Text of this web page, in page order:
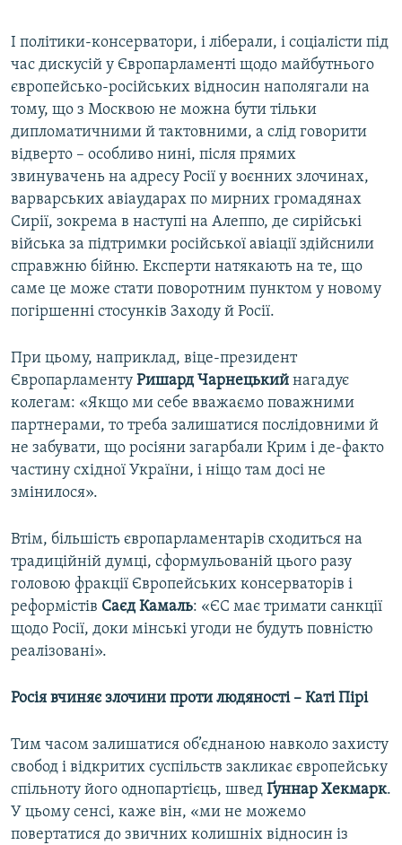
І політики-консерватори, і ліберали, і соціалісти під
час дискусій у Європарламенті щодо майбутнього
європейсько-російських відносин наполягали на
тому, що з Москвою не можна бути тільки
дипломатичними й тактовними, а слід говорити
відверто – особливо нині, після прямих
звинувачень на адресу Росії у воєнних злочинах,
варварських авіаударах по мирних громадянах
Сирії, зокрема в наступі на Алеппо, де сирійські
війська за підтримки російської авіації здійснили
справжню бійню. Експерти натякають на те, що
саме це може стати поворотним пунктом у новому
погіршенні стосунків Заходу й Росії.
При цьому, наприклад, віце-президент
Європарламенту Ришард Чарнецький нагадує
колегам: «Якщо ми себе вважаємо поважними
партнерами, то треба залишатися послідовними й
не забувати, що росіяни загарбали Крим і де-факто
частину східної України, і ніщо там досі не
змінилося».
Втім, більшість європарламентарів сходиться на
традиційній думці, сформульованій цього разу
головою фракції Європейських консерваторів і
реформістів Саєд Камаль: «ЄС має тримати санкції
щодо Росії, доки мінські угоди не будуть повністю
реалізовані».
Росія вчиняє злочини проти людяності – Каті Пірі
Тим часом залишатися об’єднаною навколо захисту
свобод і відкритих суспільств закликає європейську
спільноту його однопартієць, швед Ґуннар Хекмарк.
У цьому сенсі, каже він, «ми не можемо
повертатися до звичних колишніх відносин із